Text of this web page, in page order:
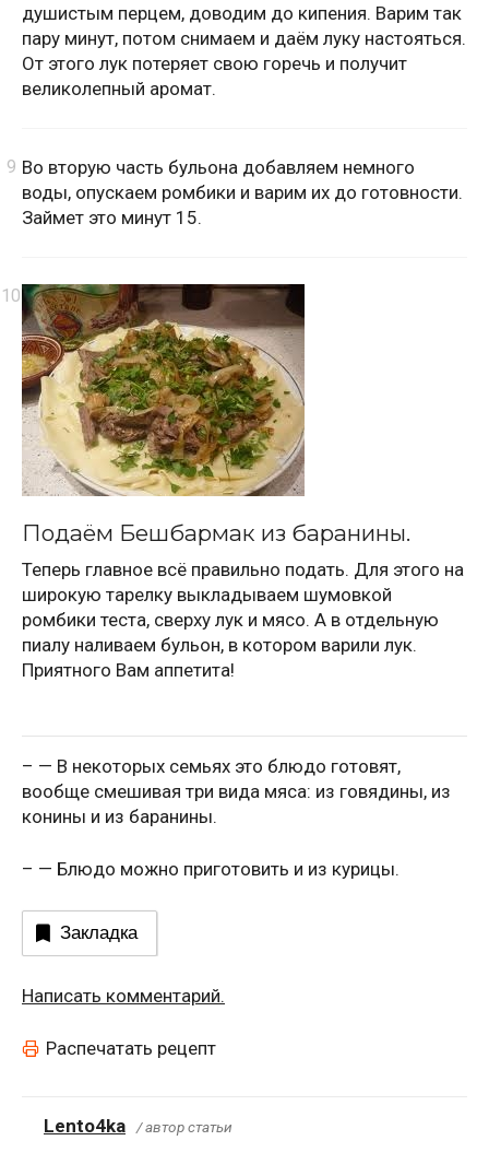
душистым перцем, доводим до кипения. Варим так
пару минут, потом снимаем и даём луку настояться.
От этого лук потеряет свою горечь и получит
великолепный аромат.
Во вторую часть бульона добавляем немного
воды, опускаем ромбики и варим их до готовности.
Займет это минут 15.
Подаём Бешбармак из баранины.
Теперь главное всё правильно подать. Для этого на
широкую тарелку выкладываем шумовкой
ромбики теста, сверху лук и мясо. А в отдельную
пиалу наливаем бульон, в котором варили лук.
Приятного Вам аппетита!
– — В некоторых семьях это блюдо готовят,
вообще смешивая три вида мяса: из говядины, из
конины и из баранины.
– — Блюдо можно приготовить и из курицы.
Закладка
Написать комментарий.
Распечатать рецепт
Lento4ka / автор статьи